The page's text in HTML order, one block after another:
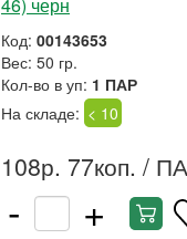
Код: 00143653
Вес: 50 гр.
Кол-во в уп: 1 ПАР
На складе: < 10
108р. 77коп. /
- +